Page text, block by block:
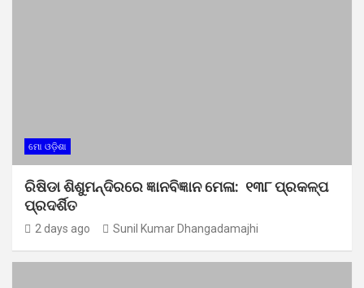
ମୋ ଓଡ଼ିଶା
ରିଷିଡା ଶିଶୁମନ୍ଦିରରେ ଜ୍ଞାନବିଜ୍ଞାନ ମେଳା: ୧୩୮ ପ୍ରକଳ୍ପ
ପ୍ରଦର୍ଶିତ
2 days ago Sunil Kumar Dhangadamajhi